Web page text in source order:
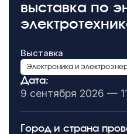
выставка по
Выставка
Электроника и
Дата:
9 сентября 2026 —
Город и страна